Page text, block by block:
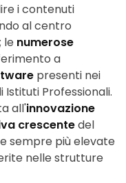
i contenuti
al centro
; le numerose
a
presenti nei
Professionali.
all'innovazione
crescentedel
sempre più elevate
nelle strutture